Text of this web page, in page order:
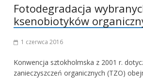
Fotodegradacja
ksenobiotyków
1 czerwca 2016
Konwencja sztokholmska z 2001 r.
zanieczyszczeń organicznych (TZO)